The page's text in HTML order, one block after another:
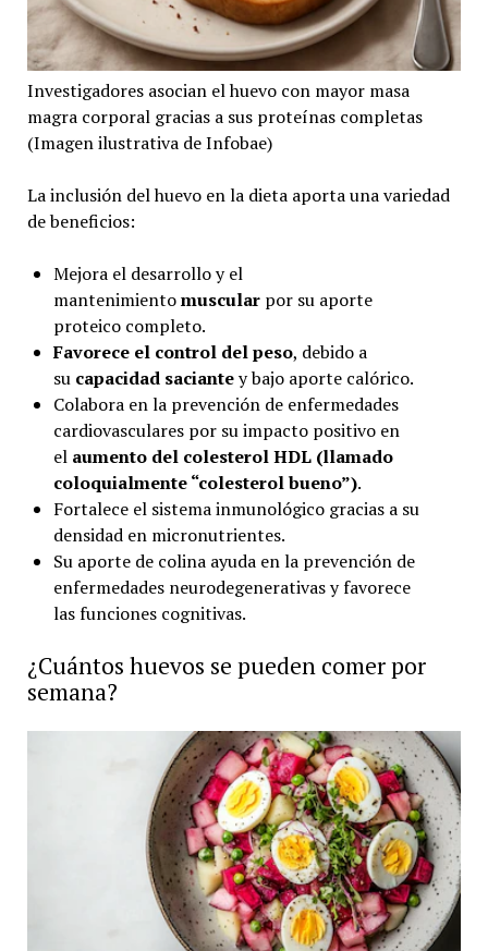
Investigadores asocian el huevo con mayor masa
magra corporal gracias a sus proteínas completas
(Imagen ilustrativa de Infobae)
La inclusión del huevo en la dieta aporta una variedad
de beneficios:
Mejora el desarrollo y el
mantenimientomuscular por su aporte
proteico completo.
Favorece el control del peso, debido a
su capacidad saciantey bajo aporte calórico.
Colabora en la prevención de enfermedades
cardiovasculares por su impacto positivo en
elaumento del colesterol HDL (llamado
coloquialmente “colesterol bueno”).
Fortalece el sistema inmunológico gracias a su
densidad en micronutrientes.
Su aporte de colina ayuda en la prevención de
enfermedades neurodegenerativas y favorece
las funciones cognitivas.
¿Cuántos huevos se pueden comer por
semana?